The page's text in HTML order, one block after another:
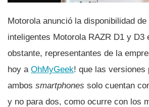
Motorola anunció la disponibilidad
inteligentes Motorola RAZR D1 y D3
obstante, representantes de la
hoy a OhMyGeek! que las versiones
ambos smartphones solo cuentan
y no para dos, como ocurre con los